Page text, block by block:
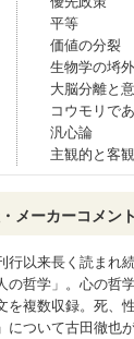
平等
価値の分裂
生物学の埓
大脳分離と
コウモリで
汎心論
主観的と客
メーカーコメント
行以来長く読まれ
の哲学」。心の哲
を複数収録。死、
について古田徹也